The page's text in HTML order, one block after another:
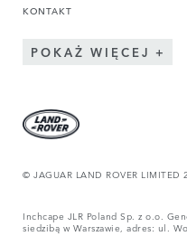
KONTAKT
POKAŻ WIĘCEJ
© JAGUAR LAND ROVER LIMITED
Inchcape JLR Poland Sp. z o.o.
siedzibą w Warszawie, adres: ul.